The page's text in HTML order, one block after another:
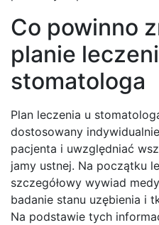
Co powinno
planie
stomatologa
Plan leczenia u
dostosowany
pacjenta i uwzględniać
jamy ustnej. Na początku
szczegółowy wywiad
badanie stanu uzębienia i
Na podstawie tych